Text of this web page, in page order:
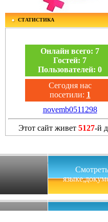
СТАТИСТИКА
Онлайн всего: 7
Гостей: 7
Пользователей: 0
Сегодня нас
посетили: 1
novemb0511298
Этот сайт живет 5127-й